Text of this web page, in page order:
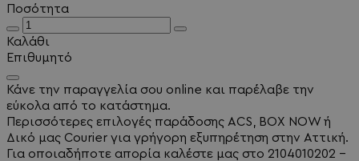
Ποσότητα
Καλάθι
Επιθυμητό
Κάνε την παραγγελία σου online και παρέλαβε την
εύκολα από το κατάστημα.
Περισσότερες επιλογές παράδοσης ACS, BOX NOW ή
Δικό μας Courier για γρήγορη εξυπηρέτηση στην Αττική.
Για οποιαδήποτε απορία καλέστε μας στο 2104010202 -